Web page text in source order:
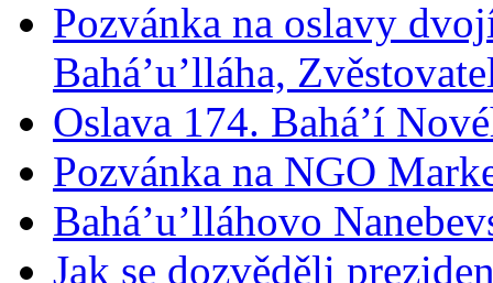
Pozvánka na oslavy
Bahá’u’lláha,
Oslava 174. Bahá’í
Pozvánka na NGO
Bahá’u’lláhovo
Jak se dozvěděli